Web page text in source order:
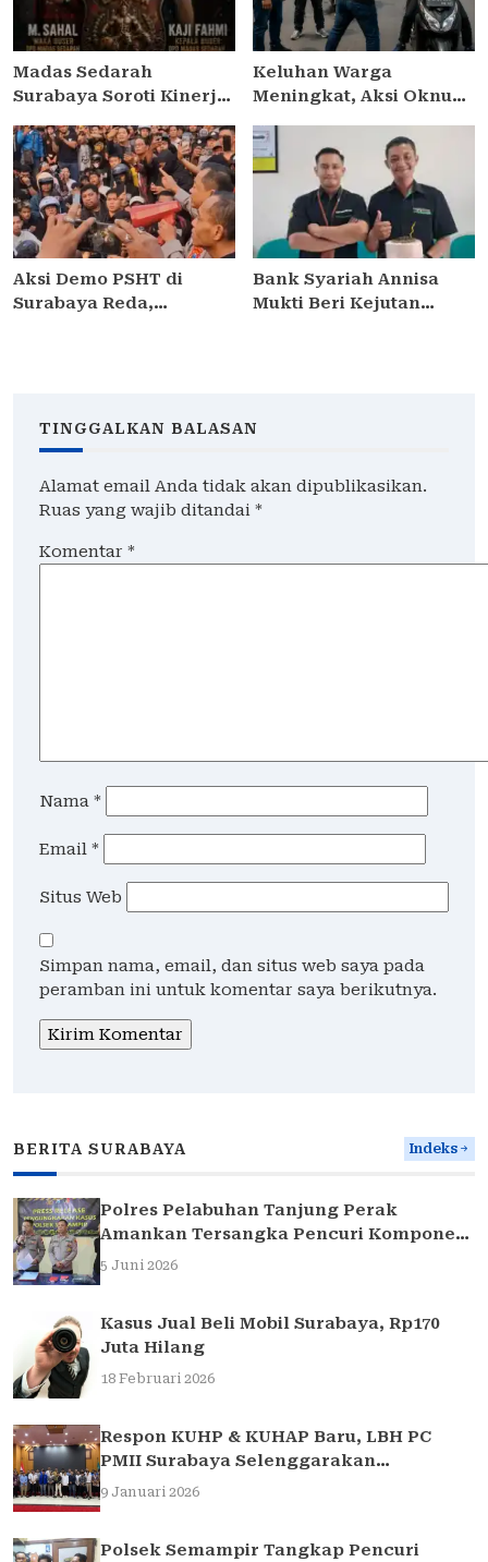
Madas Sedarah
Surabaya Soroti Kinerja
Minta Kapolres
Pelabuhan Tanjung
Perak Lakukan Evaluasi
Keluhan Warga
Meningkat, Aksi Oknum
Jakarta Timur Dinilai
Meresahkan
Pengendara
Aksi Demo PSHT di
Surabaya Reda,
Bank Syariah Annisa
Mukti Beri Kejutan
TINGGALKAN BALASAN
Alamat email Anda tidak akan dipublikasikan.
Ruas yang wajib ditandai *
Komentar *
Nama *
Email *
Situs Web
Simpan nama, email, dan situs web saya pada
peramban ini untuk komentar saya berikutnya.
BERITA SURABAYA Indeks
Polres Pelabuhan Tanjung Perak
Amankan Tersangka Pencuri Komponen
Traffic Light di Surabaya
5 Juni 2026
Kasus Jual Beli Mobil Surabaya, Rp170
Juta Hilang
18 Februari 2026
Respon KUHP & KUHAP Baru, LBH PC
PMII Surabaya Selenggarakan
Sarasehan Hukum
9 Januari 2026
Polsek Semampir Tangkap Pencuri